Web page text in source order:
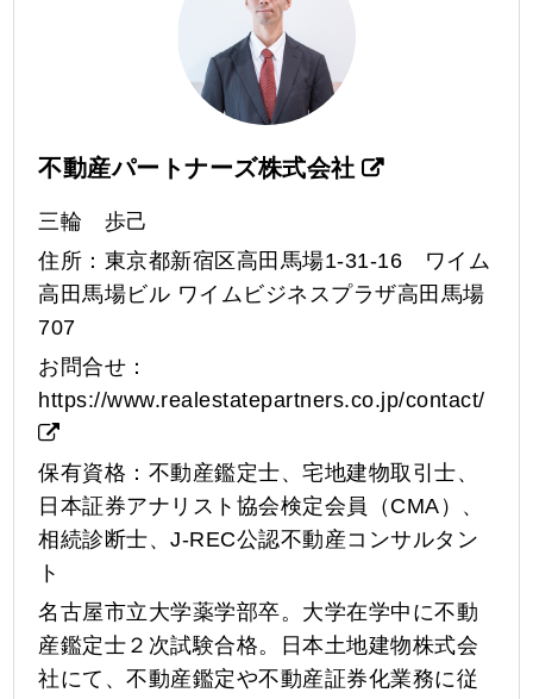
不動産パートナーズ株式会社
三輪 歩己
住所：東京都新宿区高田馬場1-31-16 ワイム
高田馬場ビル ワイムビジネスプラザ高田馬場
707
お問合せ：
https://www.realestatepartners.co.jp/contact/
保有資格：不動産鑑定士、宅地建物取引士、
日本証券アナリスト協会検定会員（CMA）、
相続診断士、J-REC公認不動産コンサルタン
ト
名古屋市立大学薬学部卒。大学在学中に不動
産鑑定士２次試験合格。日本土地建物株式会
社にて、不動産鑑定や不動産証券化業務に従